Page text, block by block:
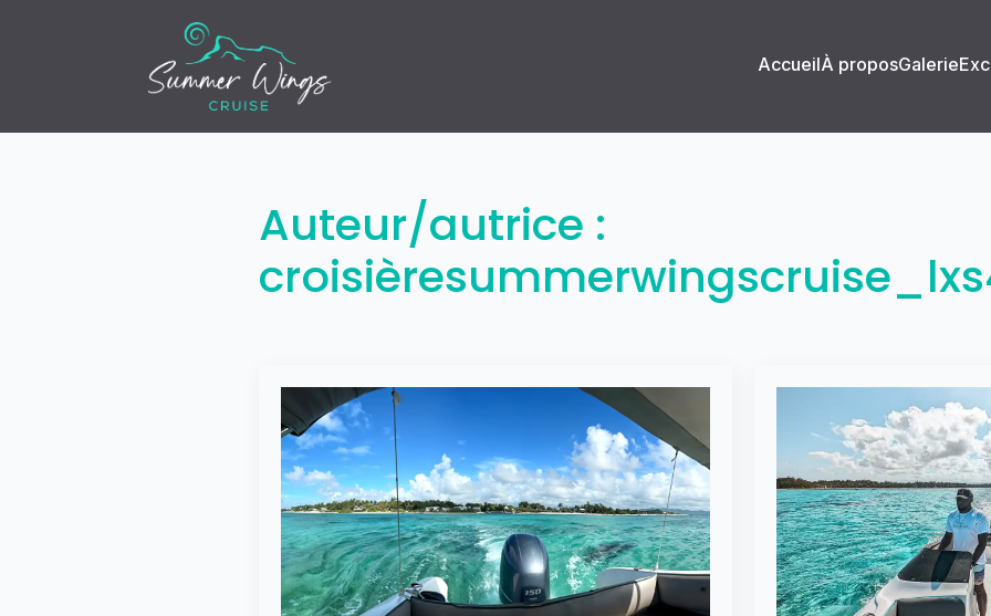
AccueilÀ proposGalerie
Auteur/autrice :